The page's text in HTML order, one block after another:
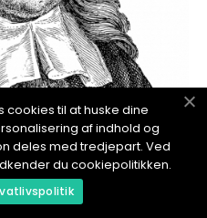
cookies til at huske dine
af indhold og
deles med tredjepart. Ved
du cookiepolitikken.